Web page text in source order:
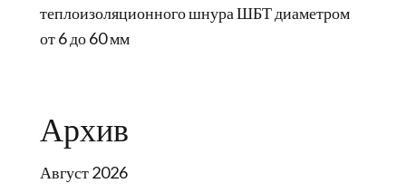
теплоизоляционного шнура ШБТ диаметром
от 6 до 60 мм
Архив
Август 2026